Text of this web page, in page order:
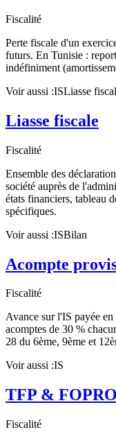
Fiscalité
Perte fiscale d'un
futurs. En Tunisie :
indéfiniment
Voir aussi :ISLiasse
Liasse fiscale
Fiscalité
Ensemble des
société auprès de
états financiers, tableau
spécifiques.
Voir aussi :ISBilan
Acompte
Fiscalité
Avance sur l'IS payée
acomptes de 30 %
28 du 6ème, 9ème et
Voir aussi :IS
TFP &
Fiscalité